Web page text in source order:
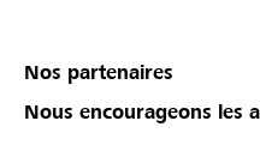
Nos partenaires
Nous encourageons les